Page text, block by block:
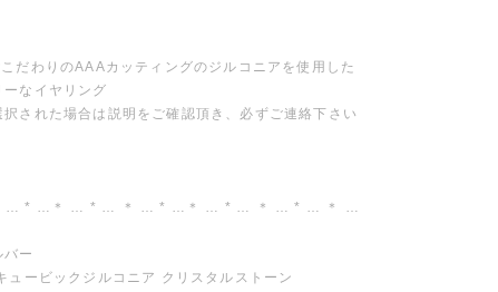
だわりのAAAカッティングのジルコニアを使用した
ーなイヤリング
択された場合は説明をご確認頂き、必ずご連絡下さい
… * …＊ … * … ＊ … * …＊ … * … ＊ … * … ＊ …
バー
ュービックジルコニア クリスタルストーン